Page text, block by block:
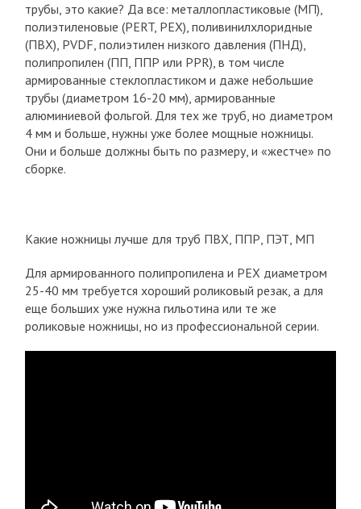
трубы, это какие? Да все: металлопластиковые (МП),
полиэтиленовые (PERT, PEX), поливинилхлоридные
(ПВХ), PVDF, полиэтилен низкого давления (ПНД),
полипропилен (ПП, ППР или PPR), в том числе
армированные стеклопластиком и даже небольшие
трубы (диаметром 16-20 мм), армированные
алюминиевой фольгой. Для тех же труб, но диаметром
4 мм и больше, нужны уже более мощные ножницы.
Они и больше должны быть по размеру, и «жестче» по
сборке.
Какие ножницы лучше для труб ПВХ, ППР, ПЭТ, МП
Для армированного полипропилена и PEX диаметром
25-40 мм требуется хороший роликовый резак, а для
еще больших уже нужна гильотина или те же
роликовые ножницы, но из профессиональной серии.